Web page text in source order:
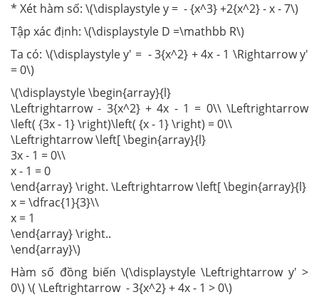
* Xét hàm số: \(\displaystyle y = - {x^3} +2{x^2} - x - 7\)
Tập xác định: \(\displaystyle D =\mathbb R\)
Ta có: \(\displaystyle y' = - 3{x^2} + 4x - 1 \Rightarrow y'
= 0\)
\(\displaystyle \begin{array}{l}
\Leftrightarrow - 3{x^2} + 4x - 1 = 0\\ \Leftrightarrow
\left( {3x - 1} \right)\left( {x - 1} \right) = 0\\
\Leftrightarrow \left[ \begin{array}{l}
3x - 1 = 0\\
x - 1 = 0
\end{array} \right. \Leftrightarrow \left[ \begin{array}{l}
x = \dfrac{1}{3}\\
x = 1
\end{array} \right..
\end{array}\)
Hàm số đồng biến \(\displaystyle \Leftrightarrow y' >
0\) \( \Leftrightarrow - 3{x^2} + 4x - 1 > 0\)